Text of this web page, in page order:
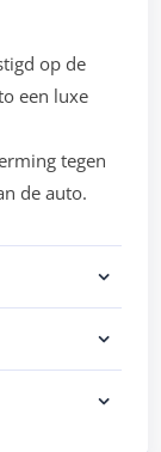
op de
een luxe
tegen
de auto.